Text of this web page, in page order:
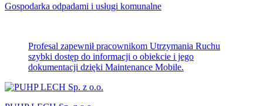
Gospodarka odpadami i usługi komunalne
Profesal zapewnił pracownikom Utrzymania Ruchu
szybki dostęp do informacji o obiekcie i jego
dokumentacji dzięki Maintenance Mobile.